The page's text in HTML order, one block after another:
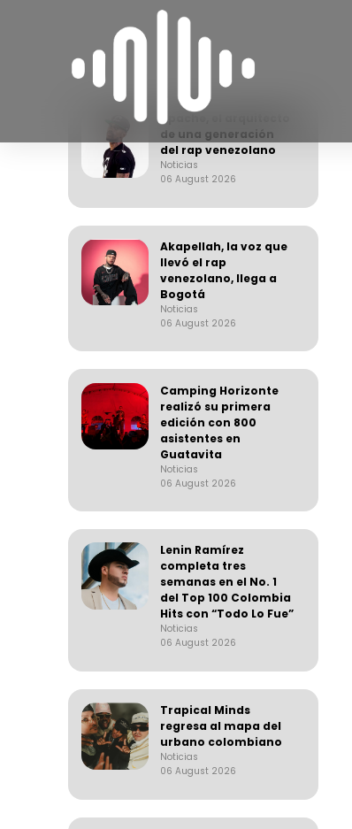
Apache, el arquitecto
de una generación
del rap venezolano
Noticias
06 August 2026
Akapellah, la voz que
llevó el rap
venezolano, llega a
Bogotá
Noticias
06 August 2026
Camping Horizonte
realizó su primera
edición con 800
asistentes en
Guatavita
Noticias
06 August 2026
Lenin Ramírez
completa tres
semanas en el No. 1
del Top 100 Colombia
Hits con “Todo Lo Fue”
Noticias
06 August 2026
Trapical Minds
regresa al mapa del
urbano colombiano
Noticias
06 August 2026